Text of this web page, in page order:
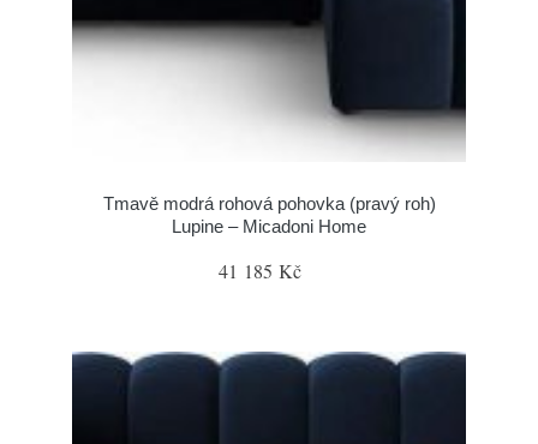
Tmavě modrá rohová pohovka (pravý roh)
Lupine – Micadoni Home
41 185 Kč